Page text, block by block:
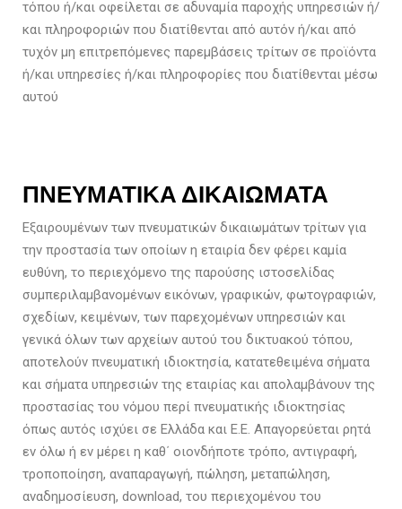
τόπου ή/και οφείλεται σε αδυναμία παροχής υπηρεσιών ή/
και πληροφοριών που διατίθενται από αυτόν ή/και από
τυχόν μη επιτρεπόμενες παρεμβάσεις τρίτων σε προϊόντα
ή/και υπηρεσίες ή/και πληροφορίες που διατίθενται μέσω
αυτού
ΠΝΕΥΜΑΤΙΚΑ ΔΙΚΑΙΩΜΑΤΑ
Εξαιρουμένων των πνευματικών δικαιωμάτων τρίτων για
την προστασία των οποίων η εταιρία δεν φέρει καμία
ευθύνη, το περιεχόμενο της παρούσης ιστοσελίδας
συμπεριλαμβανομένων εικόνων, γραφικών, φωτογραφιών,
σχεδίων, κειμένων, των παρεχομένων υπηρεσιών και
γενικά όλων των αρχείων αυτού του δικτυακού τόπου,
αποτελούν πνευματική ιδιοκτησία, κατατεθειμένα σήματα
και σήματα υπηρεσιών της εταιρίας και απολαμβάνουν της
προστασίας του νόμου περί πνευματικής ιδιοκτησίας
όπως αυτός ισχύει σε Ελλάδα και Ε.Ε. Απαγορεύεται ρητά
εν όλω ή εν μέρει η καθ΄ οιονδήποτε τρόπο, αντιγραφή,
τροποποίηση, αναπαραγωγή, πώληση, μεταπώληση,
αναδημοσίευση, download, του περιεχομένου του